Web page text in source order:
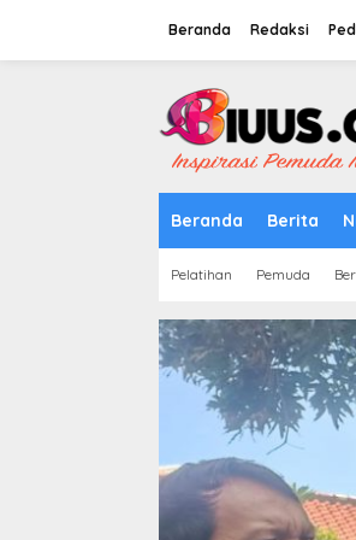
Beranda Redaksi
Beranda Berita
Pelatihan Pemuda